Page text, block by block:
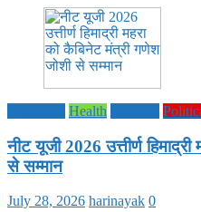
Health
नीट यूजी 2026 उत्तीर्ण
से सम्मान
July 28, 2026 harinayak 0